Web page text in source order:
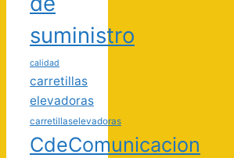
suministro
calidad
carretillas
elevadoras
carretillaselevadoras
CdeComunicacion